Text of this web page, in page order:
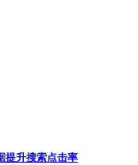
提升搜索点击率